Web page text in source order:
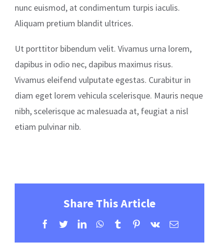
nunc euismod, at condimentum turpis iaculis.
Aliquam pretium blandit ultrices.
Ut porttitor bibendum velit. Vivamus urna lorem,
dapibus in odio nec, dapibus maximus risus.
Vivamus eleifend vulputate egestas. Curabitur in
diam eget lorem vehicula scelerisque. Mauris neque
nibh, scelerisque ac malesuada at, feugiat a nisl
etiam pulvinar nib.
Share This Article
Facebook
TwitterLinkedInWhatsApp
TumblrPinterest
Vk
E-